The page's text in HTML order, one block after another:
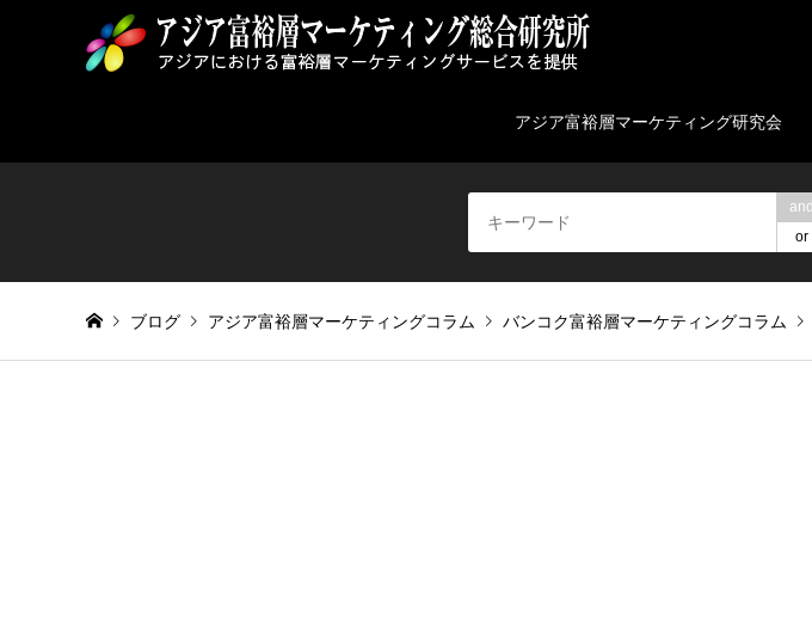
アジア富裕層マーケティング研究会
and
or
ブログ アジア富裕層マーケティングコラム バンコク富裕層マーケティングコラム